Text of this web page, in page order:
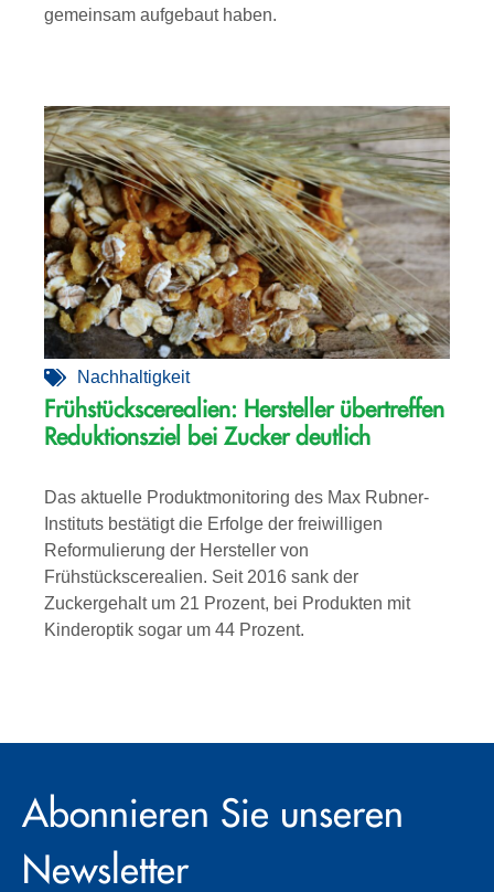
gemeinsam aufgebaut haben.
Nachhaltigkeit
Frühstückscerealien: Hersteller übertreffen
Reduktionsziel bei Zucker deutlich
Das aktuelle Produktmonitoring des Max Rubner-
Instituts bestätigt die Erfolge der freiwilligen
Reformulierung der Hersteller von
Frühstückscerealien. Seit 2016 sank der
Zuckergehalt um 21 Prozent, bei Produkten mit
Kinderoptik sogar um 44 Prozent.
Abonnieren Sie unseren
Newsletter